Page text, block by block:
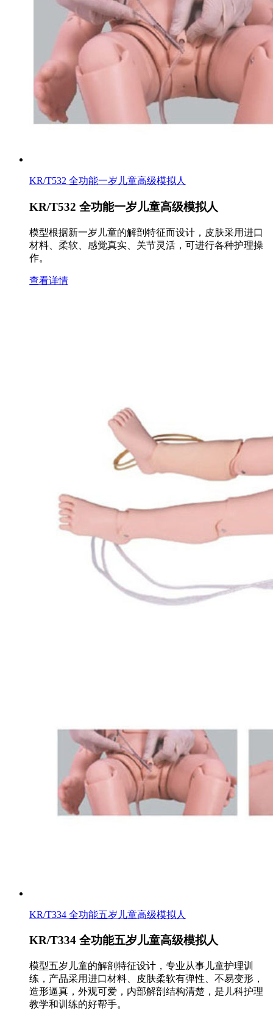
KR/T532 全功能一岁儿童高级模拟人
KR/T532 全功能一岁儿童高级模拟人
模型根据新一岁儿童的解剖特征而设计，皮肤采用进口
材料、柔软、感觉真实、关节灵活，可进行各种护理操
作。
查看详情
KR/T334 全功能五岁儿童高级模拟人
KR/T334 全功能五岁儿童高级模拟人
模型五岁儿童的解剖特征设计，专业从事儿童护理训
练，产品采用进口材料、皮肤柔软有弹性、不易变形，
造形逼真，外观可爱，内部解剖结构清楚，是儿科护理
教学和训练的好帮手。